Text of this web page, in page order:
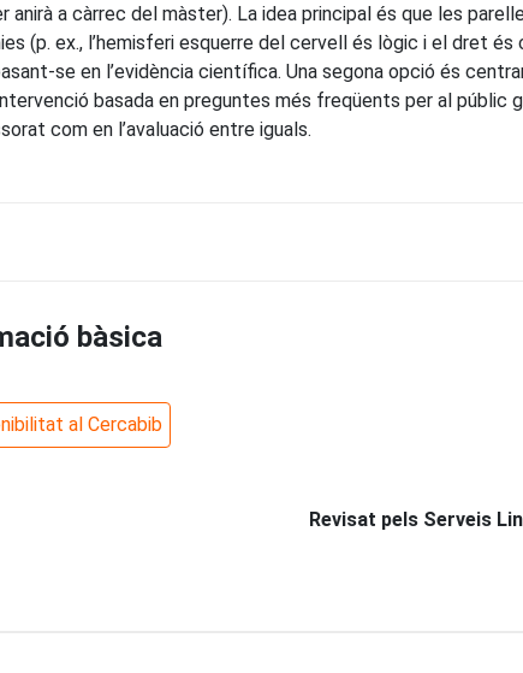
anirà a càrrec del màster). La idea principal és que les
(p. ex., l’hemisferi esquerre del cervell és lògic i el dret
se en l’evidència científica. Una segona opció és
basada en preguntes més freqüents per al públic
com en l’avaluació entre iguals.
bàsica
al Cercabib
Revisat pels Serveis